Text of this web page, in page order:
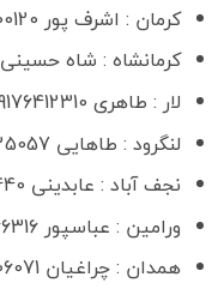
کرمان : اشرف پور 09393500120
کرمانشاه : شاه حسینی 09182327138
لار : طاهری 09176412310
لنگرود : طاهایی 09114325057
نجف آباد : عابدینی 09103528440
ورامین : عباسپور 09359366316
همدان : چراغیان 09367106071